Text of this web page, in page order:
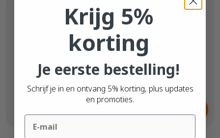
€ 67,
Krijg 5%
korting
Je eerste bestelling!
Schrijf je in en ontvang 5% korting, plus updates
en promoties.
Email